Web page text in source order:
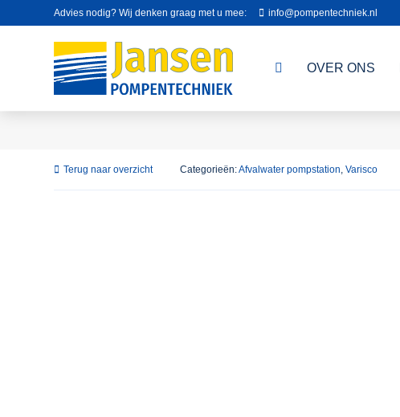
Advies nodig? Wij denken graag met u mee: info@pompentechniek.nl
OVER ONS
Terug naar overzicht Categorieën:Afvalwater pompstation, Varisco